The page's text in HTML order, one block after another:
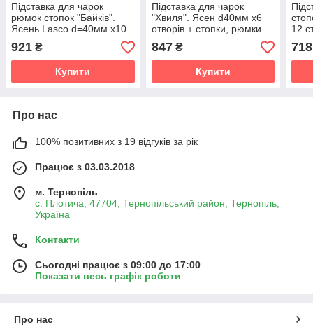
Підставка для чарок
рюмок стопок "Байків".
Ясень Lasco d=40мм х10
отворів, 780 х 60 х 70h мм
921 ₴
Купити
Підставка для чарок
"Хвиля". Ясен d40мм х6
отворів + стопки, рюмки
847₴
Купити
12
718
Про нас
100% позитивних з 19 відгуків за рік
Працює з 03.03.2018
м. Тернопіль
с. Плотича, 47704, Тернопільський район, Тернопіль,
Україна
Контакти
Сьогодні працює з 09:00 до 17:00
Показати весь графік роботи
Про нас